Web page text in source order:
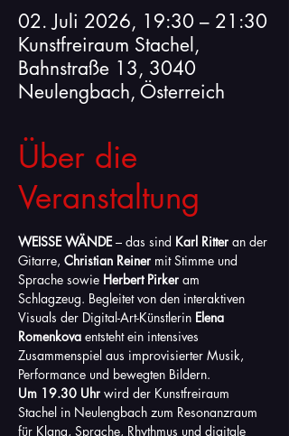
02. Juli 2026, 19:30 – 21:30
Kunstfreiraum Stachel,
Bahnstraße 13, 3040
Neulengbach, Österreich
Über die
Veranstaltung
WEISSE WÄNDE – das sind Karl Ritter an der
Gitarre, Christian Reiner mit Stimme und
Sprache sowie Herbert Pirker am
Schlagzeug. Begleitet von den interaktiven
Visuals der Digital-Art-Künstlerin Elena
Romenkova entsteht ein intensives
Zusammenspiel aus improvisierter Musik,
Performance und bewegten Bildern.
Um 19.30 Uhr wird der Kunstfreiraum
Stachel in Neulengbach zum Resonanzraum
für Klang, Sprache, Rhythmus und digitale